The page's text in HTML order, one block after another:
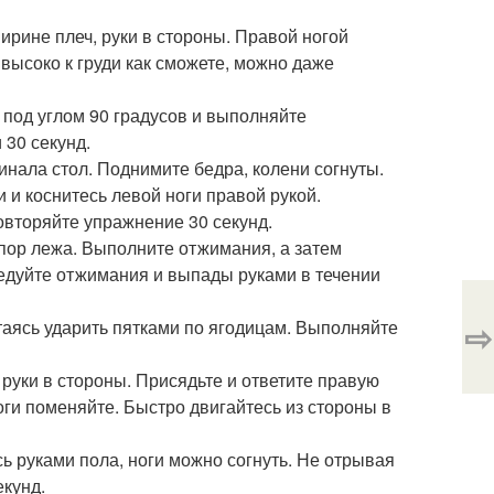
плеч, руки в стороны. Правой ногой
к груди как сможете, можно даже
углом 90 градусов и выполняйте
секунд.
стол. Поднимите бедра, колени согнуты.
коснитесь левой ноги правой рукой.
упражнение 30 секунд.
лежа. Выполните отжимания, а затем
отжимания и выпады руками в течении
ударить пятками по ягодицам. Выполняйте
в стороны. Присядьте и ответите правую
поменяйте. Быстро двигайтесь из стороны в
руками пола, ноги можно согнуть. Не отрывая
⇨